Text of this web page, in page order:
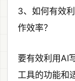
3、如何有效
作效率？
要有效利用AI
工具的功能和